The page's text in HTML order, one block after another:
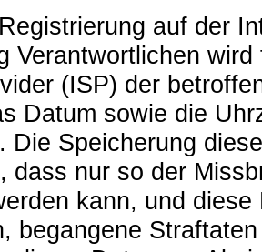
auf der
Verantwortlichen
(ISP) der
Datum sowie die
Die Speicherung
dass nur so der
kann, und
begangene